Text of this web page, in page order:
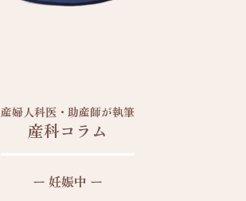
産婦人科医・助産師が執筆
産科コラム
ー 妊娠中 ー